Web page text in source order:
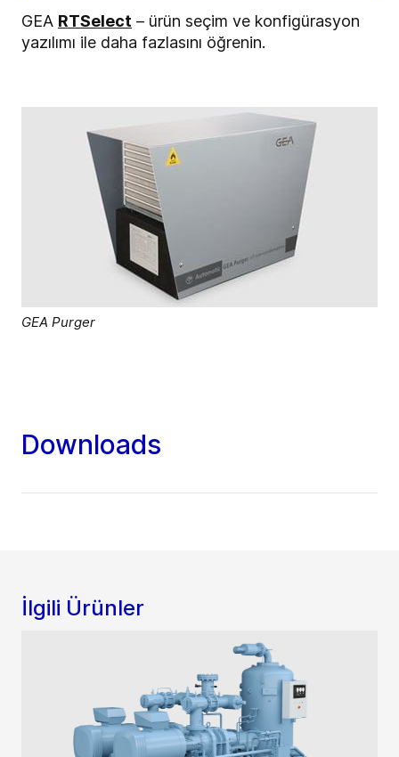
GEA RTSelect – ürün seçim ve konfigürasyon
yazılımı ile daha fazlasını öğrenin.
GEA Purger
Downloads
İlgili Ürünler